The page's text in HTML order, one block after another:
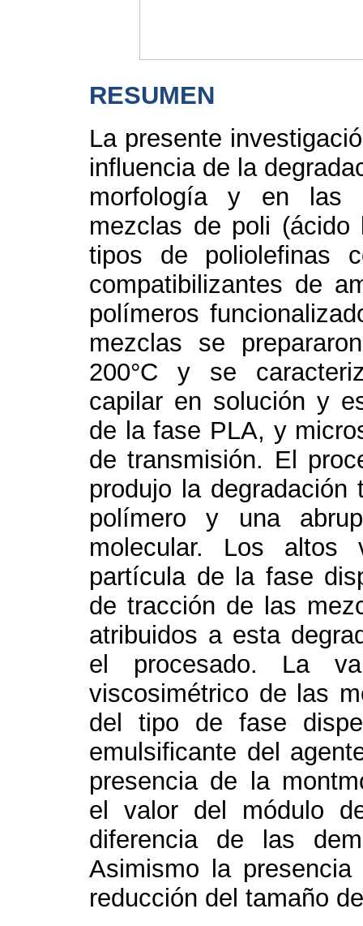
RESUMEN
La presente
influencia de la
morfología y en las
mezclas de poli (ácido
tipos de poliolefinas
compatibilizantes de
polímeros
mezclas se
200°C y se
capilar en solución y
de la fase PLA, y
de transmisión. El
produjo la
polímero y una
molecular. Los
partícula de la fase
de tracción de las
atribuidos a esta
el procesado. La
viscosimétrico de las
del tipo de fase
emulsificante del
presencia de la
el valor del módulo
diferencia de las
Asimismo la
reducción del tamaño